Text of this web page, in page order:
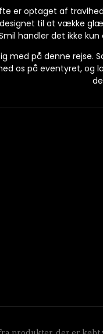
er optaget af
til at vække
handler det ikke
med på denne
os på eventyret, og